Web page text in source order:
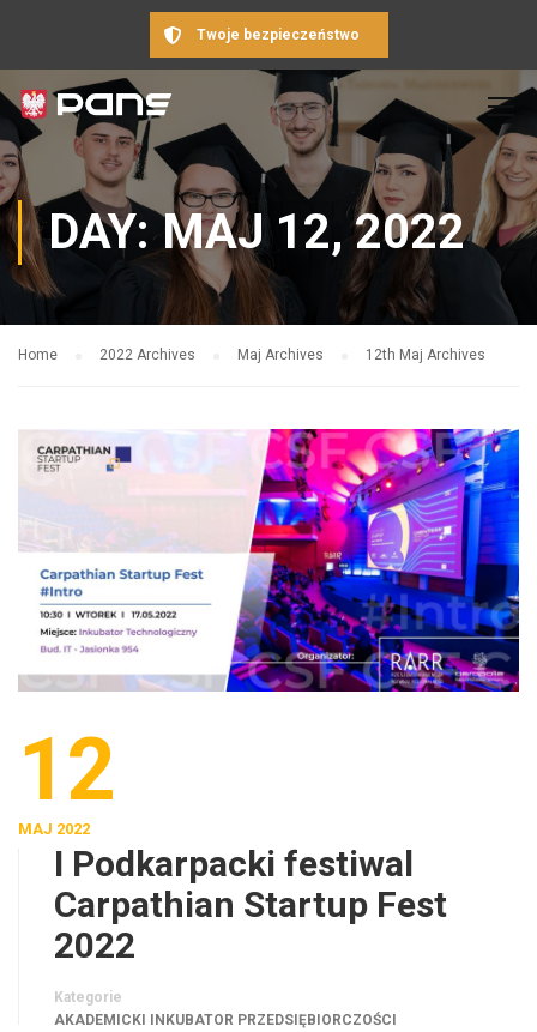
Twoje bezpieczeństwo
DAY: MAJ 12, 2022
Home 2022 Archives Maj Archives 12th Maj Archives
12
MAJ 2022
I Podkarpacki festiwal
Carpathian Startup Fest
2022
Kategorie
AKADEMICKI INKUBATOR PRZEDSIĘBIORCZOŚCI